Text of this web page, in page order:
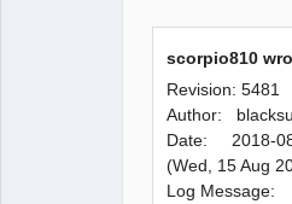
scorpio810
Revision: 5481
Author:
Date: 2018-
(Wed, 15 Aug
Log Message: